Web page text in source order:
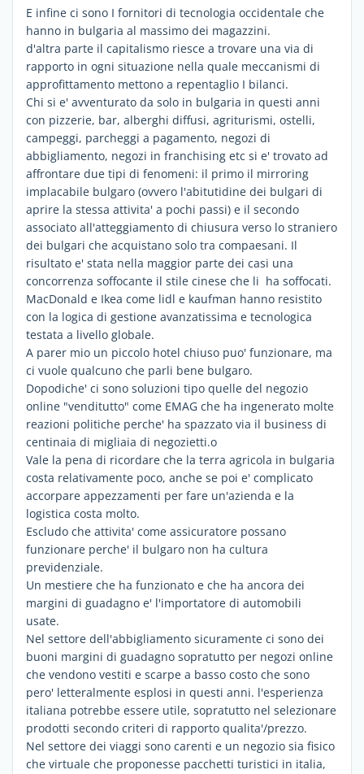
E infine ci sono I fornitori di tecnologia occidentale che
hanno in bulgaria al massimo dei magazzini.
d'altra parte il capitalismo riesce a trovare una via di
rapporto in ogni situazione nella quale meccanismi di
approfittamento mettono a repentaglio I bilanci.
Chi si e' avventurato da solo in bulgaria in questi anni
con pizzerie, bar, alberghi diffusi, agriturismi, ostelli,
campeggi, parcheggi a pagamento, negozi di
abbigliamento, negozi in franchising etc si e' trovato ad
affrontare due tipi di fenomeni: il primo il mirroring
implacabile bulgaro (ovvero l'abitutidine dei bulgari di
aprire la stessa attivita' a pochi passi) e il secondo
associato all'atteggiamento di chiusura verso lo straniero
dei bulgari che acquistano solo tra compaesani. Il
risultato e' stata nella maggior parte dei casi una
concorrenza soffocante il stile cinese che li ha soffocati.
MacDonald e Ikea come lidl e kaufman hanno resistito
con la logica di gestione avanzatissima e tecnologica
testata a livello globale.
A parer mio un piccolo hotel chiuso puo' funzionare, ma
ci vuole qualcuno che parli bene bulgaro.
Dopodiche' ci sono soluzioni tipo quelle del negozio
online "venditutto" come EMAG che ha ingenerato molte
reazioni politiche perche' ha spazzato via il business di
centinaia di migliaia di negozietti.o
Vale la pena di ricordare che la terra agricola in bulgaria
costa relativamente poco, anche se poi e' complicato
accorpare appezzamenti per fare un'azienda e la
logistica costa molto.
Escludo che attivita' come assicuratore possano
funzionare perche' il bulgaro non ha cultura
previdenziale.
Un mestiere che ha funzionato e che ha ancora dei
margini di guadagno e' l'importatore di automobili
usate.
Nel settore dell'abbigliamento sicuramente ci sono dei
buoni margini di guadagno sopratutto per negozi online
che vendono vestiti e scarpe a basso costo che sono
pero' letteralmente esplosi in questi anni. l'esperienza
italiana potrebbe essere utile, sopratutto nel selezionare
prodotti secondo criteri di rapporto qualita'/prezzo.
Nel settore dei viaggi sono carenti e un negozio sia fisico
che virtuale che proponesse pacchetti turistici in italia,